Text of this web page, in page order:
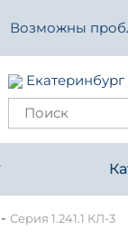
Возможны
Екатеринбург
- Серия 1.241.1 КЛ-3